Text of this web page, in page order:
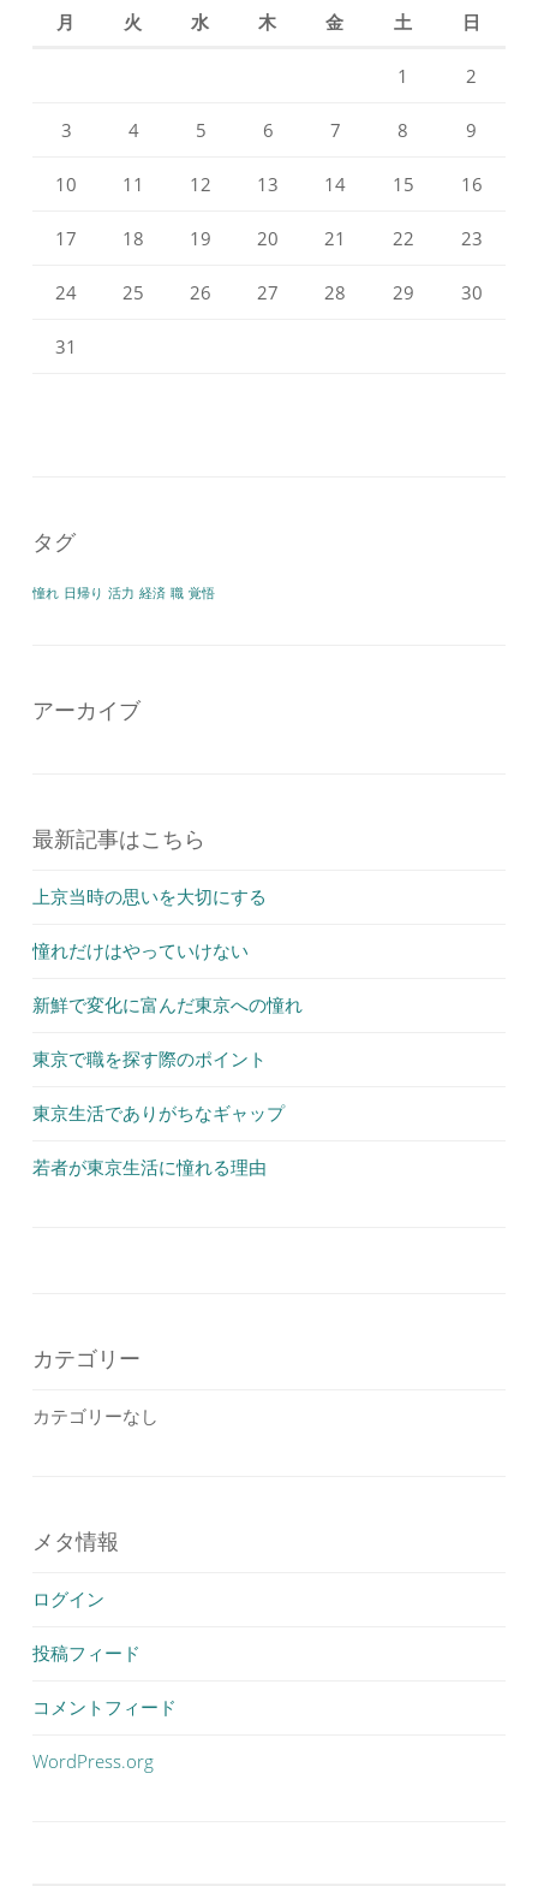
月 火 水 木 金 土 日
1 2
3 4 5 6 7 8 9
10 11 12 13 14 15 16
17 18 19 20 21 22 23
24 25 26 27 28 29 30
31
タグ
憧れ 日帰り 活力 経済 職 覚悟
アーカイブ
最新記事はこちら
上京当時の思いを大切にする
憧れだけはやっていけない
新鮮で変化に富んだ東京への憧れ
東京で職を探す際のポイント
東京生活でありがちなギャップ
若者が東京生活に憧れる理由
カテゴリー
カテゴリーなし
メタ情報
ログイン
投稿フィード
コメントフィード
WordPress.org